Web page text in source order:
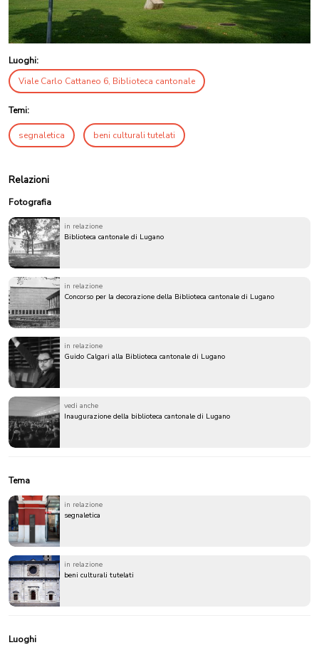
Luoghi:
Viale Carlo Cattaneo 6, Biblioteca cantonale
Temi:
segnaletica beni culturali tutelati
Relazioni
Fotografia
in relazione
Biblioteca cantonale di Lugano
in relazione
Concorso per la decorazione della Biblioteca cantonale di Lugano
in relazione
Guido Calgari alla Biblioteca cantonale di Lugano
vedi anche
Inaugurazione della biblioteca cantonale di Lugano
Tema
in relazione
segnaletica
in relazione
beni culturali tutelati
Luoghi